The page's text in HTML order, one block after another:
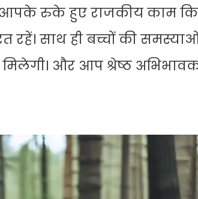
रुके हुए राजकीय काम
रहें। साथ ही बच्चों की
और आप श्रेष्ठ अभिभावक